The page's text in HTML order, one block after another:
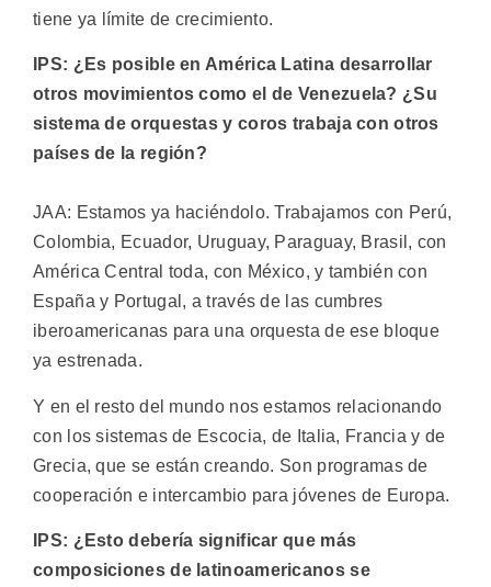
tiene ya límite de crecimiento.
IPS: ¿Es posible en América Latina desarrollar
otros movimientos como el de Venezuela? ¿Su
sistema de orquestas y coros trabaja con otros
países de la región?
JAA: Estamos ya haciéndolo. Trabajamos con Perú,
Colombia, Ecuador, Uruguay, Paraguay, Brasil, con
América Central toda, con México, y también con
España y Portugal, a través de las cumbres
iberoamericanas para una orquesta de ese bloque
ya estrenada.
Y en el resto del mundo nos estamos relacionando
con los sistemas de Escocia, de Italia, Francia y de
Grecia, que se están creando. Son programas de
cooperación e intercambio para jóvenes de Europa.
IPS: ¿Esto debería significar que más
composiciones de latinoamericanos se